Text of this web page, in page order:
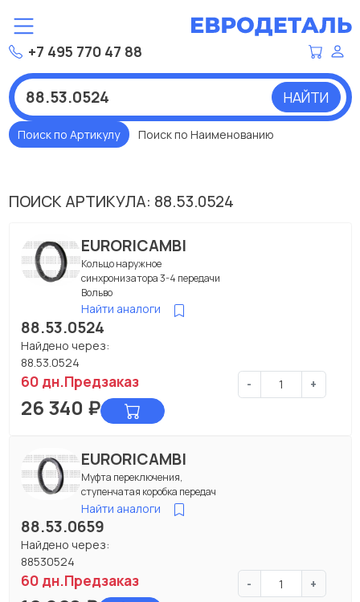
+7 495 770 47 88
НАЙТИ
Поиск по Артикулу Поиск по Наименованию
ПОИСК АРТИКУЛА: 88.53.0524
EURORICAMBI
Кольцо наружное
синхронизатора 3-4 передачи
Вольво
Найти аналоги
88.53.0524
Найдено через:
88.53.0524
60 дн.Предзаказ - +
26 340 ₽
EURORICAMBI
Муфта переключения,
ступенчатая коробка передач
Найти аналоги
88.53.0659
Найдено через:
88530524
60 дн.Предзаказ - +